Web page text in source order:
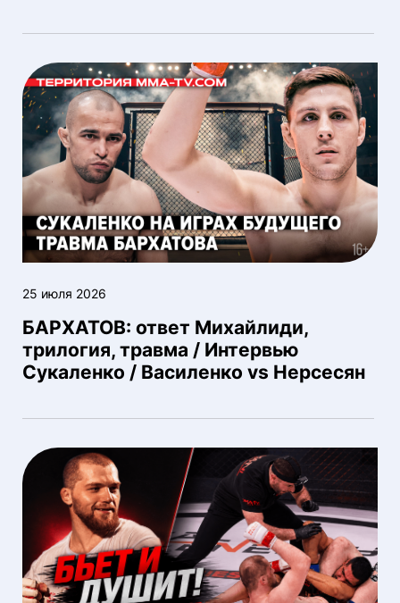
25 июля 2026
БАРХАТОВ: ответ Михайлиди,
трилогия, травма / Интервью
Сукаленко / Василенко vs Нерсесян